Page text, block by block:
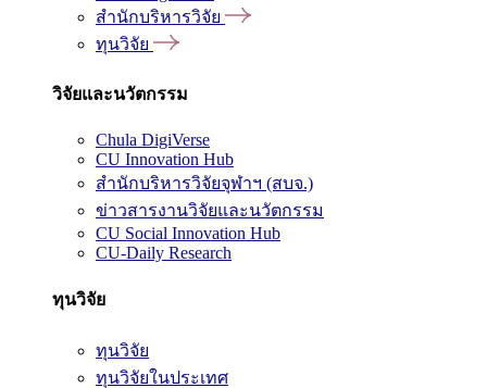
สำนักบริหารวิจัย
ทุนวิจัย
วิจัยและนวัตกรรม
Chula DigiVerse
CU Innovation Hub
สำนักบริหารวิจัยจุฬาฯ (สบจ.)
ข่าวสารงานวิจัยและนวัตกรรม
CU Social Innovation Hub
CU-Daily Research
ทุนวิจัย
ทุนวิจัย
ทุนวิจัยในประเทศ